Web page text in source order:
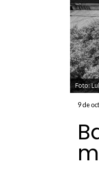
Foto:
9 de